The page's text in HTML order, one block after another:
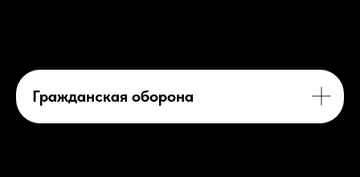
Гражданская оборона